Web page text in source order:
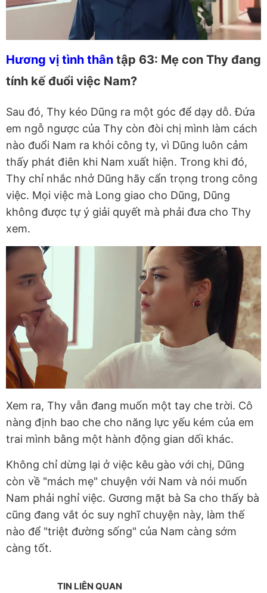
Hương vị tình thân tập 63: Mẹ con Thy đang
tính kế đuổi việc Nam?
Sau đó, Thy kéo Dũng ra một góc để dạy dỗ. Đứa
em ngỗ ngược của Thy còn đòi chị mình làm cách
nào đuổi Nam ra khỏi công ty, vì Dũng luôn cảm
thấy phát điên khi Nam xuất hiện. Trong khi đó,
Thy chỉ nhắc nhở Dũng hãy cẩn trọng trong công
việc. Mọi việc mà Long giao cho Dũng, Dũng
không được tự ý giải quyết mà phải đưa cho Thy
xem.
Xem ra, Thy vẫn đang muốn một tay che trời. Cô
nàng định bao che cho năng lực yếu kém của em
trai mình bằng một hành động gian dối khác.
Không chỉ dừng lại ở việc kêu gào với chị, Dũng
còn về "mách mẹ" chuyện với Nam và nói muốn
Nam phải nghỉ việc. Gương mặt bà Sa cho thấy bà
cũng đang vắt óc suy nghĩ chuyện này, làm thế
nào để "triệt đường sống" của Nam càng sớm
càng tốt.
TIN LIÊN QUAN